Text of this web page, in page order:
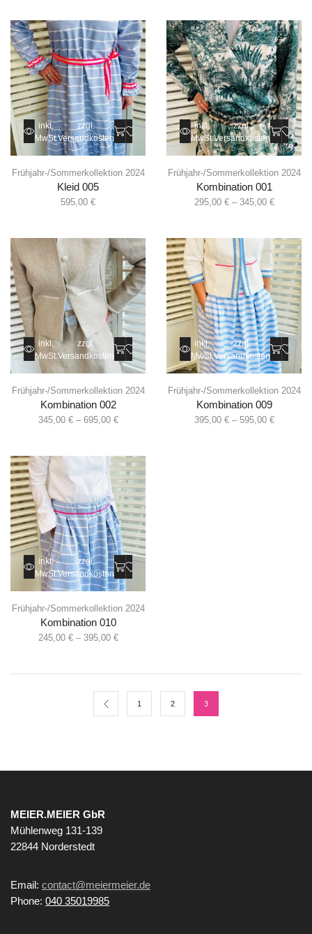
inkl.
MwSt.
zzgl.
Versandkosten
Frühjahr-/Sommerkollektion 2024
Kleid 005
595,00 €
inkl.
MwSt.
zzgl.
Versandkosten
Frühjahr-/Sommerkollektion 2024
Kombination 001
295,00 €– 345,00 €
inkl.
MwSt.
zzgl.
Versandkosten
Frühjahr-/Sommerkollektion 2024
Kombination 002
345,00 €– 695,00 €
inkl.
MwSt.
zzgl.
Versandkosten
Frühjahr-/Sommerkollektion 2024
Kombination 009
395,00 €– 595,00 €
inkl.
MwSt.
zzgl.
Versandkosten
Frühjahr-/Sommerkollektion 2024
Kombination 010
245,00 €– 395,00 €
1 2 3
MEIER.MEIER GbR
Mühlenweg 131-139
22844 Norderstedt
Email: contact@meiermeier.de
Phone: 040 35019985